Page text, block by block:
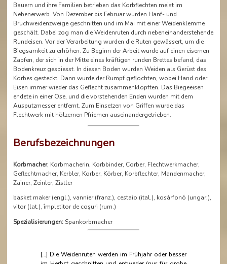
Bauern und ihre Familien betrieben das Korbflechten meist im
Nebenerwerb. Von Dezember bis Februar wurden Hanf- und
Bruchweidenzweige geschnitten und im Mai mit einer Weidenklemme
geschält. Dabei zog man die Weidenruten durch nebeneinanderstehende
Rundeisen. Vor der Verarbeitung wurden die Ruten gewässert, um die
Biegsamkeit zu erhöhen. Zu Beginn der Arbeit wurde auf einen eisernen
Zapfen, der sich in der Mitte eines kräftigen runden Brettes befand, das
Bodenkreuz gespiesst. In diesen Boden wurden Weiden als Gerüst des
Korbes gesteckt. Dann wurde der Rumpf geflochten, wobei Hand oder
Eisen immer wieder das Geflecht zusammenklopften. Das Biegeeisen
endete in einer Öse, und die vorstehenden Enden wurden mit dem
Ausputzmesser entfernt. Zum Einsetzen von Griffen wurde das
Flechtwerk mit hölzernen Pfriemen auseinandergetrieben.
Berufsbezeichnungen
Korbmacher, Korbmacherin, Korbbinder, Corber, Flechtwerkmacher,
Geflechtmacher, Kerbler, Korber, Körber, Korbflechter, Mandenmacher,
Zainer, Zeinler, Zistler
basket maker (engl.), vannier (franz.), cestaio (ital.), kosárfonó (ungar.),
vitor (lat.), împletitor de coșuri (rum.)
Spezialisierungen: Spankorbmacher
[…] Die Weidenruten werden im Frühjahr oder besser